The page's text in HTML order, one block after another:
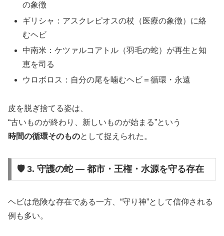
の象徴
ギリシャ：アスクレピオスの杖（医療の象徴）に絡
むヘビ
中南米：ケツァルコアトル（羽毛の蛇）が再生と知
恵を司る
ウロボロス：自分の尾を噛むヘビ＝循環・永遠
皮を脱ぎ捨てる姿は、
“古いものが終わり、新しいものが始まる”という
時間の循環そのものとして捉えられた。
🛡 3. 守護の蛇 ― 都市・王権・水源を守る存在
ヘビは危険な存在である一方、“守り神”として信仰される
例も多い。